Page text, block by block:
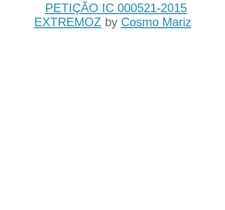
PETIÇÃO IC 000521-2015
EXTREMOZ by Cosmo Mariz